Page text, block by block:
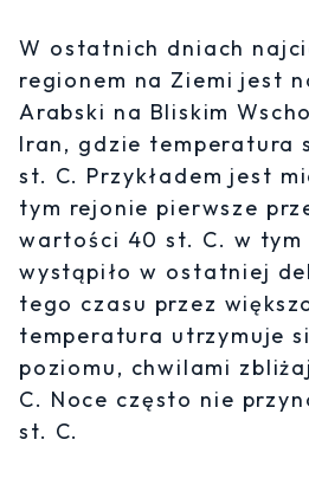
W ostatnich dniach
regionem na Ziemi jest
Arabski na Bliskim
Iran, gdzie temperatura
st. C. Przykładem jest
tym rejonie pierwsze
wartości 40 st. C. w tym
wystąpiło w ostatniej
tego czasu przez
temperatura utrzymuje
poziomu, chwilami
C. Noce często nie
st. C.